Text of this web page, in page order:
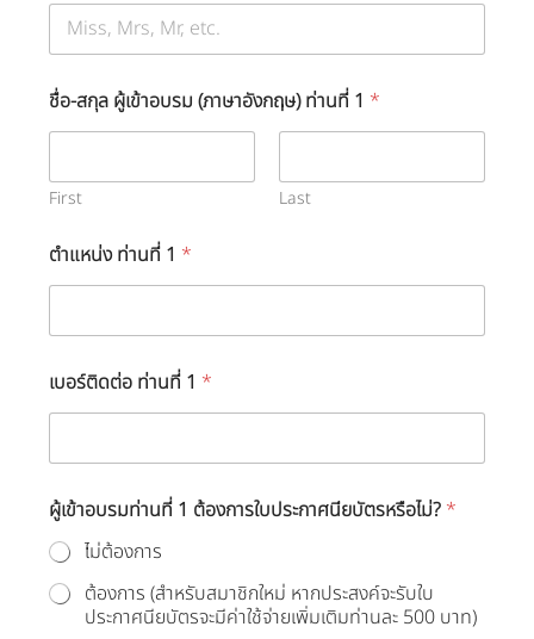
ชื่อ-สกุล ผู้เข้าอบรม (ภาษาอังกฤษ) ท่านที่ 1 *
First Last
ตำแหน่ง ท่านที่ 1 *
เบอร์ติดต่อ ท่านที่ 1 *
ผู้เข้าอบรมท่านที่ 1 ต้องการใบประกาศนียบัตรหรือไม่? *
ไม่ต้องการ
ต้องการ (สำหรับสมาชิกใหม่ หากประสงค์จะรับใบ
ประกาศนียบัตรจะมีค่าใช้จ่ายเพิ่มเติมท่านละ 500 บาท)